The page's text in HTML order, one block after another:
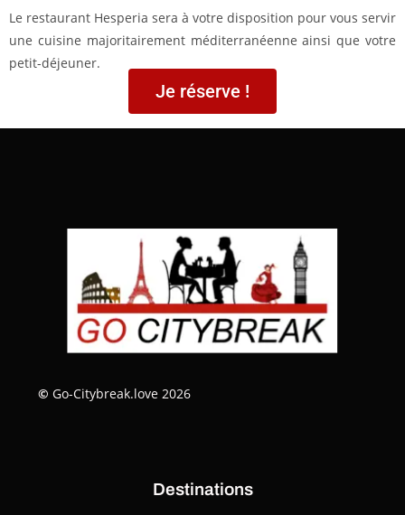
Le restaurant Hesperia sera à votre disposition pour vous servir
une cuisine majoritairement méditerranéenne ainsi que votre
petit-déjeuner.
Je réserve !
© Go-Citybreak.love 2026
Destinations